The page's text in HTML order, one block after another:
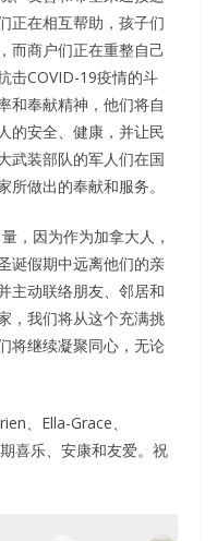
正在相互帮助，孩子们
而商户们正在重整自己
击COVID-19疫情的斗
和奉献精神，他们将自
的安全、健康，并让民
武装部队的军人们在国
做出的奉献和服务。
，因为作为加拿大人，
诞假期中远离他们的亲
主动联络朋友、邻居和
，我们将从这个充满挑
将继续凝聚同心，无论
、Ella-Grace、
喜乐、安康和友爱。祝